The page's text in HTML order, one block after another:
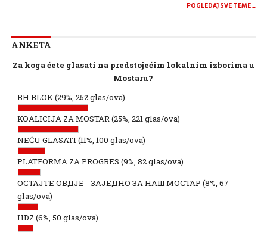
POGLEDAJ SVE TEME…
ANKETA
Za koga ćete glasati na predstojećim lokalnim izborima u
Mostaru?
BH BLOK(29%, 252 glas/ova)
KOALICIJA ZA MOSTAR(25%, 221 glas/ova)
NEĆU GLASATI (11%, 100 glas/ova)
PLATFORMA ZA PROGRES (9%, 82 glas/ova)
ОСТАЈТЕ ОВДЈЕ - ЗАЈЕДНО ЗА НАШ МОСТАР (8%, 67
glas/ova)
HDZ (6%, 50 glas/ova)